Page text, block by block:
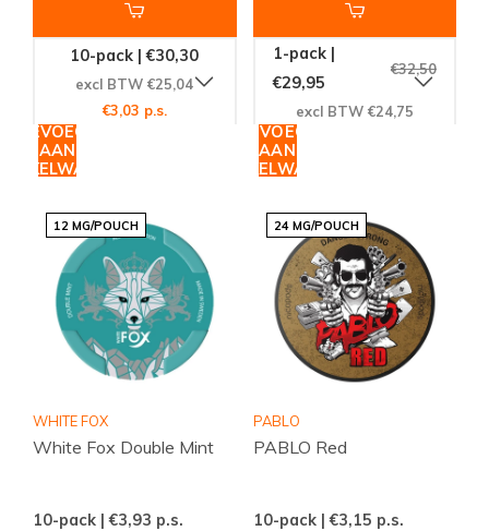
10-pack | €30,30
excl BTW €25,04
€3,03 p.s.
TOEVOEGEN
AAN
1-pack |
€29,95
€32,50
excl BTW €24,75
TOEVOEGEN
AAN
WINKELWAGEN
12 MG/POUCH
WHITE FOX
White Fox Double Mint
10-pack | €3,93 p.s.
24 MG/POUCH
PABLO
PABLO Red
10-pack | €3,15 p.s.